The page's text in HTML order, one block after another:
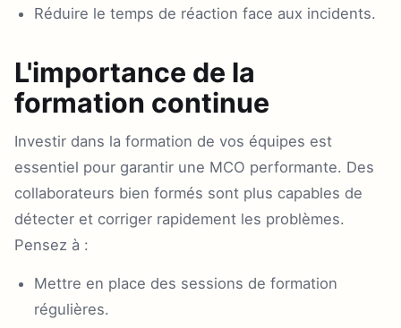
Réduire le temps de réaction face aux incidents.
L'importance de la
formation continue
Investir dans la formation de vos équipes est
essentiel pour garantir une MCO performante. Des
collaborateurs bien formés sont plus capables de
détecter et corriger rapidement les problèmes.
Pensez à :
Mettre en place des sessions de formation
régulières.